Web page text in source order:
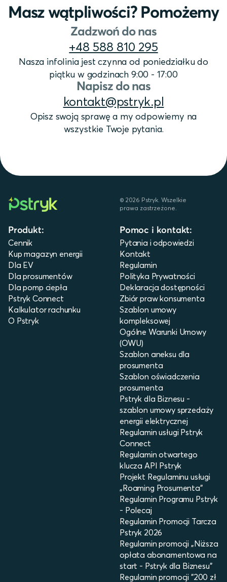
Masz wątpliwości? Pomożemy
Zadzwoń do nas
+48 588 810 295
Nasza infolinia jest czynna od poniedziałku do
piątku w godzinach 9:00 - 17:00
Napisz do nas
kontakt@pstryk.pl
Opisz swoją sprawę a my odpowiemy na
wszystkie Twoje pytania.
© 2026 Pstryk. Wszelkie
prawa zastrzeżone.
Produkt:
Cennik
Kup magazyn energii
Dla EV
Dla prosumentów
Dla pomp ciepła
Pstryk Connect
Kalkulator rachunku
O Pstryk
Pomoc i kontakt:
Pytania i odpowiedzi
Kontakt
Regulamin
Polityka Prywatności
Deklaracja dostępności
Zbiór praw konsumenta
Szablon umowy
kompleksowej
Ogólne Warunki Umowy
(OWU)
Szablon aneksu dla
prosumenta
Szablon oświadczenia
prosumenta
Pstryk dla Biznesu -
szablon umowy sprzedaży
energii elektrycznej
Regulamin usługi Pstryk
Connect
Regulamin otwartego
klucza API Pstryk
Projekt Regulaminu usługi
„Roaming Prosumenta”
Regulamin Programu Pstryk
- Polecaj
Regulamin Promocji Tarcza
Pstryk 2026
Regulamin promocji „Niższa
opłata abonamentowa na
start - Pstryk dla Biznesu”
Regulamin promocji "200 zł